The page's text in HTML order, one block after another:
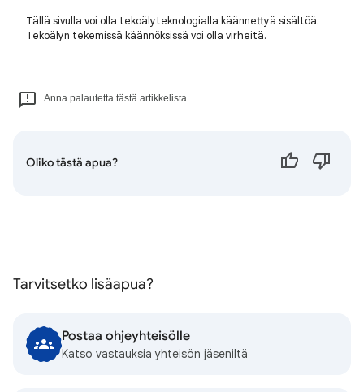
Tällä sivulla voi olla tekoälyteknologialla käännettyä sisältöä.
Tekoälyn tekemissä käännöksissä voi olla virheitä.
Anna palautetta tästä artikkelista
Oliko tästä apua?
Tarvitsetko lisäapua?
Postaa ohjeyhteisölle
Katso vastauksia yhteisön jäseniltä